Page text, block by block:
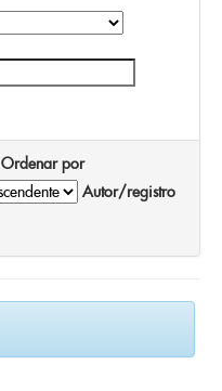
Ordenar por
Autor/registro